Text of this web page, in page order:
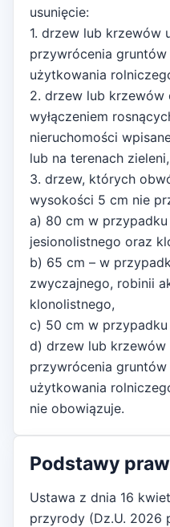
usunięcie:
1. drzew lub krzewów
przywrócenia
użytkowania
2. drzew lub krzewów
wyłączeniem
nieruchomości
lub na terenach zieleni,
3. drzew, których
wysokości 5 cm nie
a) 80 cm w
jesionolistnego oraz
b) 65 cm – w
zwyczajnego, robinii
klonolistnego,
c) 50 cm w przypadku
d) drzew lub krzewów
przywrócenia
użytkowania
nie obowiązuje.
Podstawy
Ustawa z dnia 16
przyrody (Dz.U. 2026